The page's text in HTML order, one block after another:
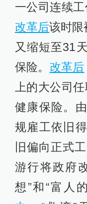
一公司连续
改革后该时限
又缩短至31
保险。 改革后
上的大公司
健康保险。
规雇工依旧
旧偏向正式
游行将政府
想”和“富人